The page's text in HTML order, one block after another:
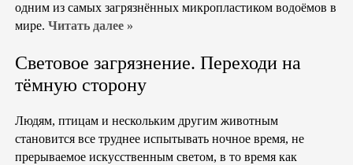
одним из самых загрязнённых микропластиком водоёмов в
мире. Читать далее »
Световое загрязнение. Переходи на
тёмную сторону
Людям, птицам и нескольким другим животным
становится все труднее испытывать ночное время, не
прерываемое искусственным светом, в то время как